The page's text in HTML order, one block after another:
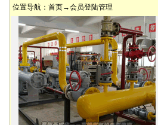
位置导航： 首页→会员登陆管理